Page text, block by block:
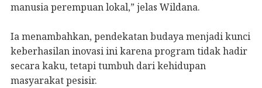
manusia perempuan lokal,” jelas Wildana.
Ia menambahkan, pendekatan budaya menjadi kunci
keberhasilan inovasi ini karena program tidak hadir
secara kaku, tetapi tumbuh dari kehidupan
masyarakat pesisir.